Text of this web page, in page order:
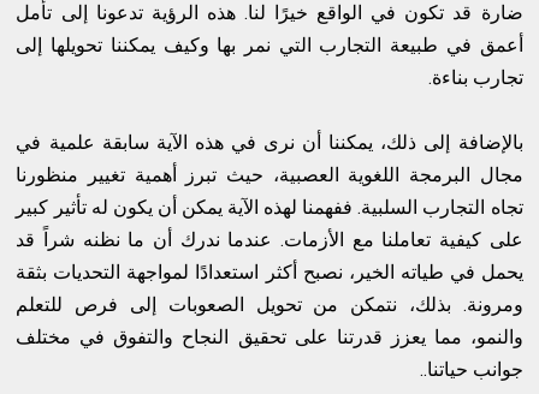
ضارة قد تكون في الواقع خيرًا لنا. هذه الرؤية تدعونا إلى تأمل
أعمق في طبيعة التجارب التي نمر بها وكيف يمكننا تحويلها إلى
تجارب بناءة.
بالإضافة إلى ذلك، يمكننا أن نرى في هذه الآية سابقة علمية في
مجال البرمجة اللغوية العصبية، حيث تبرز أهمية تغيير منظورنا
تجاه التجارب السلبية. ففهمنا لهذه الآية يمكن أن يكون له تأثير كبير
على كيفية تعاملنا مع الأزمات. عندما ندرك أن ما نظنه شراً قد
يحمل في طياته الخير، نصبح أكثر استعدادًا لمواجهة التحديات بثقة
ومرونة. بذلك، نتمكن من تحويل الصعوبات إلى فرص للتعلم
والنمو، مما يعزز قدرتنا على تحقيق النجاح والتفوق في مختلف
جوانب حياتنا..